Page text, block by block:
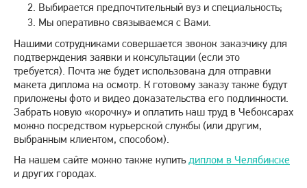
Выбирается предпочтительный вуз и специальность;
Мы оперативно связываемся с Вами.
Нашими сотрудниками совершается звонок заказчику для
подтверждения заявки и консультации (если это
требуется). Почта же будет использована для отправки
макета диплома на осмотр. К готовому заказу также будут
приложены фото и видео доказательства его подлинности.
Забрать новую «корочку» и оплатить наш труд в Чебоксарах
можно посредством курьерской службы (или другим,
выбранным клиентом, способом).
На нашем сайте можно также купитьдиплом в Челябинске
и других городах.